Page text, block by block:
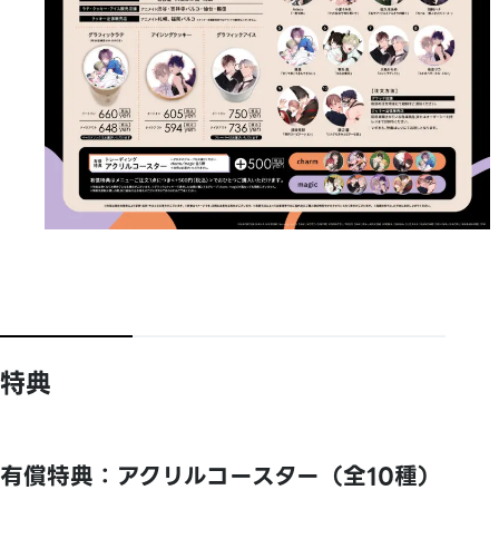
特典
有償特典：アクリルコースター（全10種）